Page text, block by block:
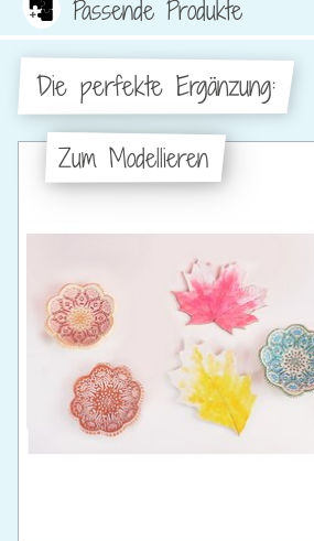
Passende Produkte
Die perfekte Ergänzung:
Zum Modellieren